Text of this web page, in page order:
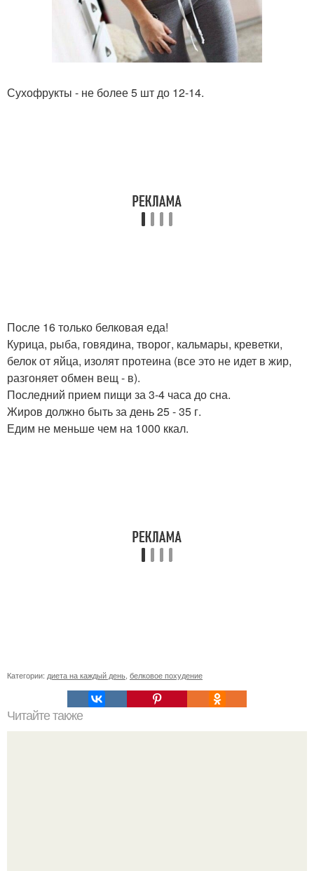
Сухофрукты - не более 5 шт до 12-14.
После 16 только белковая еда!
Курица, рыба, говядина, творог, кальмары, креветки,
белок от яйца, изолят протеина (все это не идет в жир,
разгоняет обмен вещ - в).
Последний прием пищи за 3-4 часа до сна.
Жиров должно быть за день 25 - 35 г.
Едим не меньше чем на 1000 ккал.
Категории: диета на каждый день белковое похудение
Читайте также